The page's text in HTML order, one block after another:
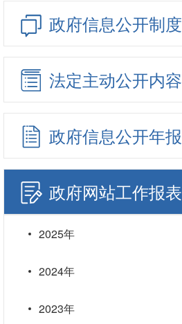
政府信息公开制度
法定主动公开内容
政府信息公开年报
政府网站工作报表
2025年
2024年
2023年